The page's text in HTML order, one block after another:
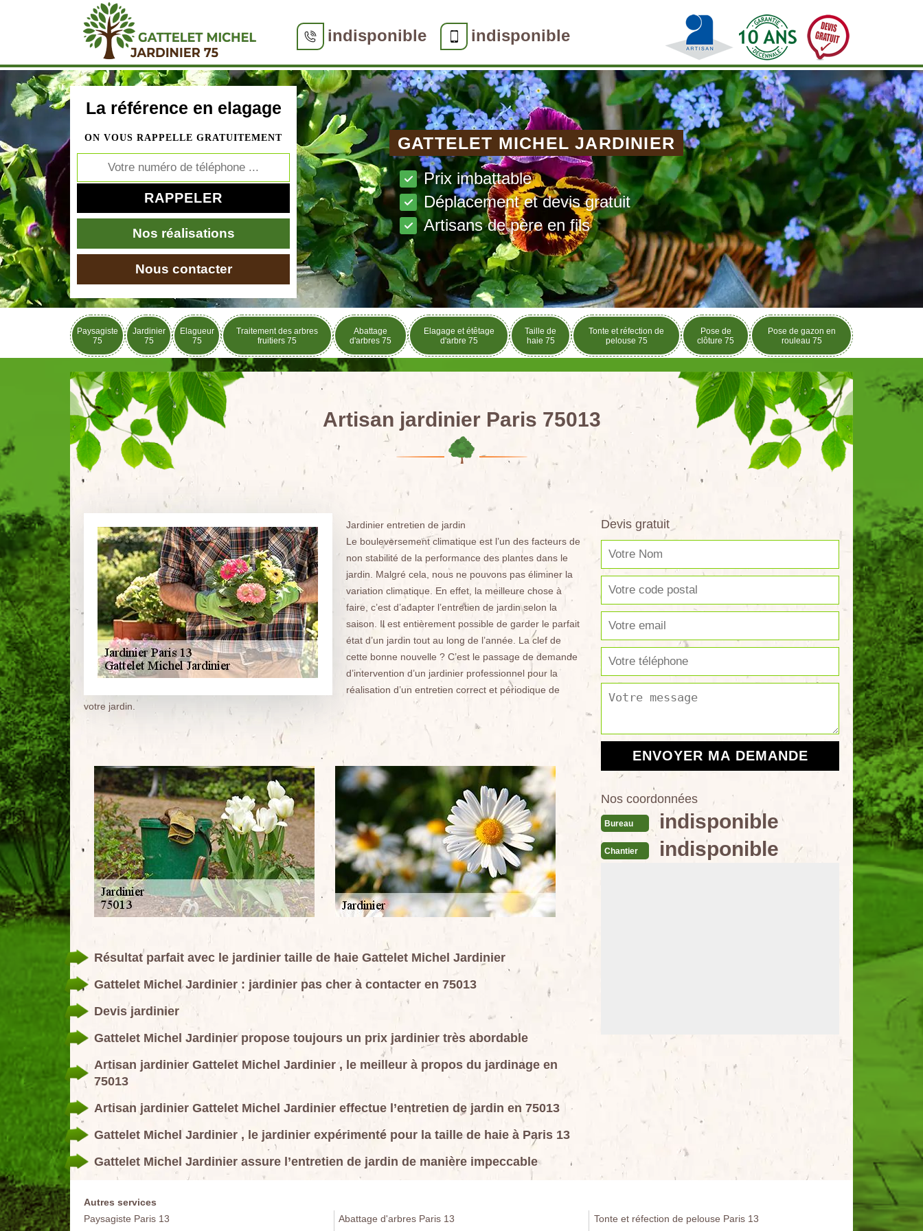
indisponible indisponible
La référence en elagage
ON VOUS RAPPELLE GRATUITEMENT
Nos réalisations
Nous contacter
GATTELET MICHEL JARDINIER
Prix imbattable
Déplacement et devis gratuit
Artisans de père en fils
Paysagiste
75
Jardinier
75
Elagueur
75
Traitement des arbres
fruitiers 75
Abattage
d'arbres 75
Elagage et étêtage
d'arbre 75
Taille de
haie 75
Tonte et réfection de
pelouse 75
Pose de
clôture 75
Pose de gazon en
rouleau 75
Artisan jardinier Paris 75013
Jardinier entretien de jardin
Le bouleversement climatique est l’un des facteurs de
non stabilité de la performance des plantes dans le
jardin. Malgré cela, nous ne pouvons pas éliminer la
variation climatique. En effet, la meilleure chose à
faire, c’est d’adapter l’entretien de jardin selon la
saison. Il est entièrement possible de garder le parfait
état d’un jardin tout au long de l’année. La clef de
cette bonne nouvelle ? C’est le passage de demande
d’intervention d’un jardinier professionnel pour la
réalisation d’un entretien correct et périodique de
votre jardin.
Résultat parfait avec le jardinier taille de haie Gattelet Michel Jardinier
Gattelet Michel Jardinier : jardinier pas cher à contacter en 75013
Devis jardinier
Gattelet Michel Jardinier propose toujours un prix jardinier très abordable
Artisan jardinier Gattelet Michel Jardinier , le meilleur à propos du jardinage en
75013
Artisan jardinier Gattelet Michel Jardinier effectue l’entretien de jardin en 75013
Gattelet Michel Jardinier , le jardinier expérimenté pour la taille de haie à Paris 13
Gattelet Michel Jardinier assure l’entretien de jardin de manière impeccable
Devis gratuit
Nos coordonnées
Bureau indisponible
Chantier indisponible
Autres services
Paysagiste Paris 13
Abattage d'arbres Paris 13
Tonte et réfection de pelouse Paris 13